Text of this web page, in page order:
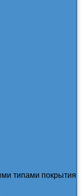
типами покрытия